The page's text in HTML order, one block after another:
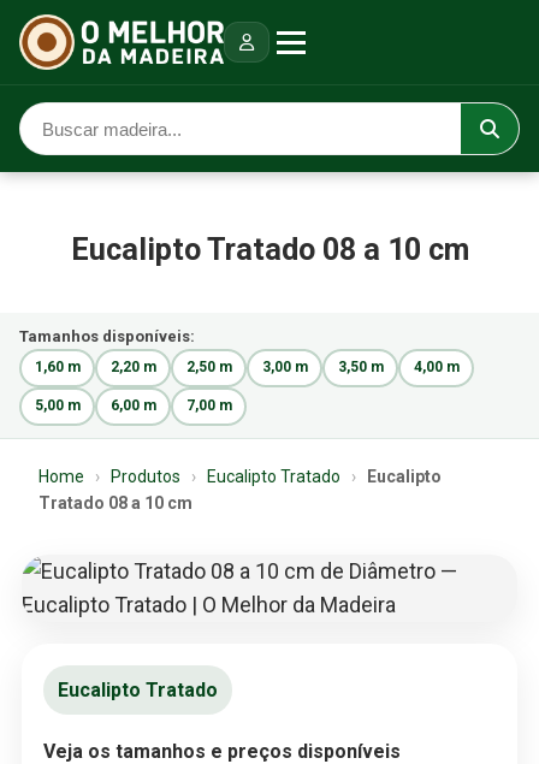
Eucalipto Tratado 08 a 10 cm
Tamanhos disponíveis:
1,60 m 2,20 m 2,50 m 3,00 m 3,50 m 4,00 m
5,00 m 6,00 m 7,00 m
Home › Produtos › Eucalipto Tratado ›
Eucalipto
Tratado 08 a 10 cm
Eucalipto Tratado
Veja os tamanhos e preços disponíveis